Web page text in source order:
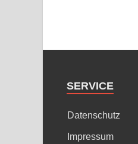
SERVICE
Datenschutz
Impressum